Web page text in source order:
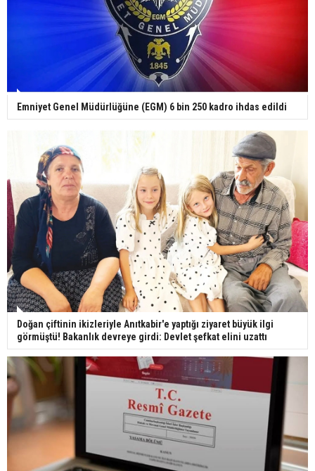
pençesinde 2 salgın vaka tespit edildi
Emniyet Genel Müdürlüğüne (EGM) 6 bin 250 kadro ihdas edildi
Doğan çiftinin ikizleriyle Anıtkabir'e yaptığı ziyaret büyük ilgi
görmüştü! Bakanlık devreye girdi: Devlet şefkat elini uzattı